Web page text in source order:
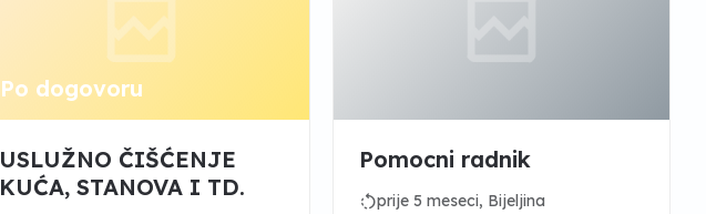
Po dogovoru
USLUŽNO ČIŠĆENJE
KUĆA, STANOVA I TD.
Pomocni radnik
rotate_leftprije 5 meseci, Bijeljina